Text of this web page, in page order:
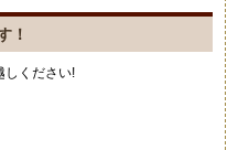
！
しください!